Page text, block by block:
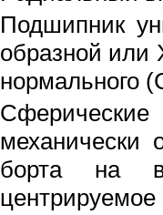
Подшипник
образной или
нормального
механически
борта на
центрируемое